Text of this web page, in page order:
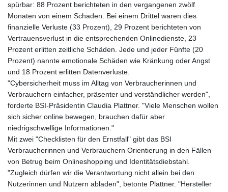
4963.135313
MXN 19.815707
NAD 18.828807
NGN
spürbar: 88 Prozent berichteten in den vergangenen zwölf
Monaten von einem Schaden. Bei einem Drittel waren dies
finanzielle Verluste (33 Prozent), 29 Prozent berichteten von
Vertrauensverlust in die entsprechenden Onlinedienste, 23
Prozent erlitten zeitliche Schäden. Jede und jeder Fünfte (20
Prozent) nannte emotionale Schäden wie Kränkung oder Angst
und 18 Prozent erlitten Datenverluste.
"Cybersicherheit muss im Alltag von Verbraucherinnen und
Verbrauchern einfacher, präsenter und verständlicher werden",
forderte BSI-Präsidentin Claudia Plattner. "Viele Menschen wollen
sich sicher online bewegen, brauchen dafür aber
niedrigschwellige Informationen."
Mit zwei "Checklisten für den Ernstfall" gibt das BSI
Verbraucherinnen und Verbrauchern Orientierung in den Fällen
von Betrug beim Onlineshopping und Identitätsdiebstahl.
"Zugleich dürfen wir die Verantwortung nicht allein bei den
Nutzerinnen und Nutzern abladen", betonte Plattner. "Hersteller